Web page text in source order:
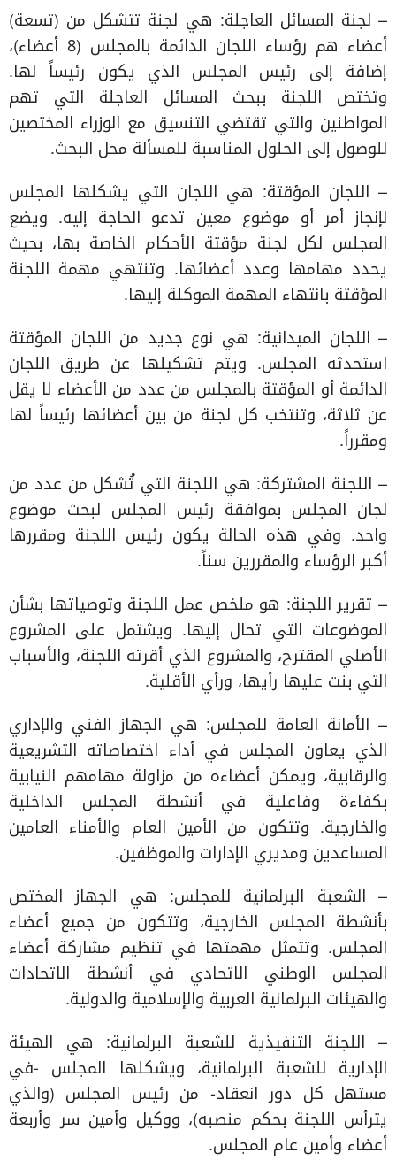
– لجنة المسائل العاجلة: هي لجنة تتشكل من (تسعة)
أعضاء هم رؤساء اللجان الدائمة بالمجلس (8 أعضاء)،
إضافة إلى رئيس المجلس الذي يكون رئيساً لها.
وتختص اللجنة ببحث المسائل العاجلة التي تهم
المواطنين والتي تقتضي التنسيق مع الوزراء المختصين
للوصول إلى الحلول المناسبة للمسألة محل البحث.
– اللجان المؤقتة: هي اللجان التي يشكلها المجلس
لإنجاز أمر أو موضوع معين تدعو الحاجة إليه. ويضع
المجلس لكل لجنة مؤقتة الأحكام الخاصة بها، بحيث
يحدد مهامها وعدد أعضائها. وتنتهي مهمة اللجنة
المؤقتة بانتهاء المهمة الموكلة إليها.
– اللجان الميدانية: هي نوع جديد من اللجان المؤقتة
استحدثه المجلس. ويتم تشكيلها عن طريق اللجان
الدائمة أو المؤقتة بالمجلس من عدد من الأعضاء لا يقل
عن ثلاثة، وتنتخب كل لجنة من بين أعضائها رئيساً لها
ومقرراً.
– اللجنة المشتركة: هي اللجنة التي تُشكل من عدد من
لجان المجلس بموافقة رئيس المجلس لبحث موضوع
واحد. وفي هذه الحالة يكون رئيس اللجنة ومقررها
أكبر الرؤساء والمقررين سناً.
– تقرير اللجنة: هو ملخص عمل اللجنة وتوصياتها بشأن
الموضوعات التي تحال إليها. ويشتمل على المشروع
الأصلي المقترح، والمشروع الذي أقرته اللجنة، والأسباب
التي بنت عليها رأيها، ورأي الأقلية.
– الأمانة العامة للمجلس: هي الجهاز الفني والإداري
الذي يعاون المجلس في أداء اختصاصاته التشريعية
والرقابية، ويمكن أعضاءه من مزاولة مهامهم النيابية
بكفاءة وفاعلية في أنشطة المجلس الداخلية
والخارجية. وتتكون من الأمين العام والأمناء العامين
المساعدين ومديري الإدارات والموظفين.
– الشعبة البرلمانية للمجلس: هي الجهاز المختص
بأنشطة المجلس الخارجية، وتتكون من جميع أعضاء
المجلس. وتتمثل مهمتها في تنظيم مشاركة أعضاء
المجلس الوطني الاتحادي في أنشطة الاتحادات
والهيئات البرلمانية العربية والإسلامية والدولية.
– اللجنة التنفيذية للشعبة البرلمانية: هي الهيئة
الإدارية للشعبة البرلمانية، ويشكلها المجلس -في
مستهل كل دور انعقاد- من رئيس المجلس (والذي
يترأس اللجنة بحكم منصبه)، ووكيل وأمين سر وأربعة
أعضاء وأمين عام المجلس.